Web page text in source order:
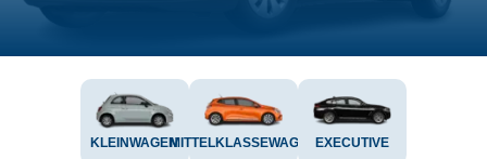
KLEINWAGENMITTELKLASSEWAGEN EXECUTIVE